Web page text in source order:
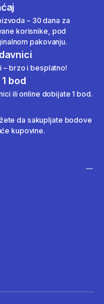
– 30 dana za
korisnike, pod
pakovanju.
– brzo i besplatno!
bod
ili online dobijate 1 bod.
da sakupljate bodove
kupovine.